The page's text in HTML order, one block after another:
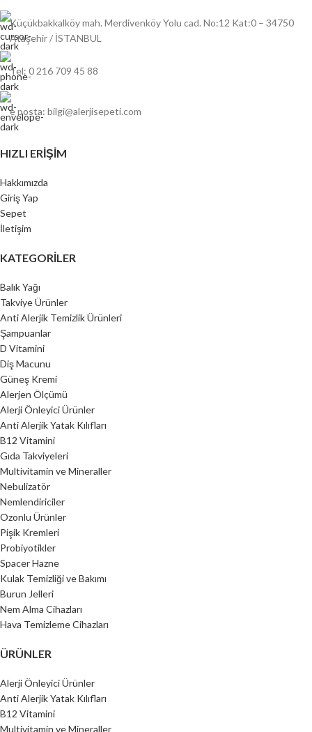
Küçükbakkalköy mah. Merdivenköy Yolu cad. No:12 Kat:0 – 34750
Ataşehir / İSTANBUL
Tel: 0 216 709 45 88
e posta: bilgi@alerjisepeti.com
HIZLI ERIŞIM
Hakkımızda
Giriş Yap
Sepet
İletişim
KATEGORILER
Balık Yağı
Takviye Ürünler
Anti Alerjik Temizlik Ürünleri
Şampuanlar
D Vitamini
Diş Macunu
Güneş Kremi
Alerjen Ölçümü
Alerji Önleyici Ürünler
Anti Alerjik Yatak Kılıfları
B12 Vitamini
Gıda Takviyeleri
Multivitamin ve Mineraller
Nebulizatör
Nemlendiriciler
Ozonlu Ürünler
Pişik Kremleri
Probiyotikler
Spacer Hazne
Kulak Temizliği ve Bakımı
Burun Jelleri
Nem Alma Cihazları
Hava Temizleme Cihazları
ÜRÜNLER
Alerji Önleyici Ürünler
Anti Alerjik Yatak Kılıfları
B12 Vitamini
Multivitamin ve Mineraller